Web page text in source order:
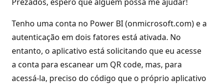
Tenho uma conta no Power BI (onmicrosoft.com) e a
autenticação em dois fatores está ativada. No
entanto, o aplicativo está solicitando que eu acesse
a conta para escanear um QR code, mas, para
acessá-la, preciso do código que o próprio aplicativo